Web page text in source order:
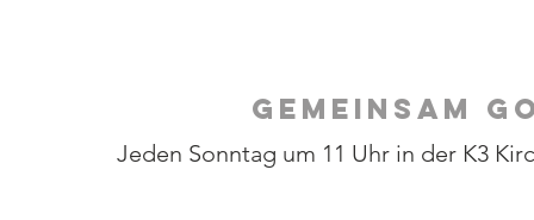
GEMEINSAM
Jeden Sonntag um 11 Uhr in der K3